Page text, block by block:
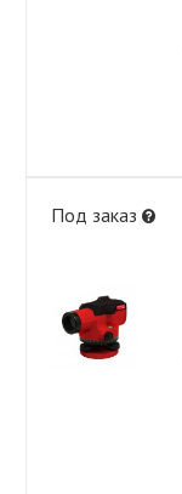
Под заказ